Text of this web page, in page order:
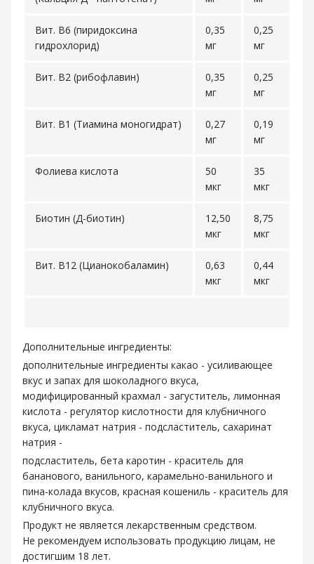
Вит. В6 (пиридоксина
гидрохлорид)
0,35
мг
0,25
мг
Вит. В2 (рибофлавин)
0,35
мг
0,25
мг
Вит. В1 (Тиамина моногидрат)
0,27
мг
0,19
мг
Фолиева кислота
50
мкг
35
мкг
Биотин (Д-биотин)
12,50
мкг
8,75
мкг
Вит. В12 (Цианокобаламин)
0,63
мкг
0,44
мкг
Дополнительные ингредиенты:
дополнительные ингредиенты какао - усиливающее
вкус и запах для шоколадного вкуса,
модифицированный крахмал - загуститель, лимонная
кислота - регулятор кислотности для клубничного
вкуса, цикламат натрия - подсластитель, сахаринат
натрия -
подсластитель, бета каротин - краситель для
бананового, ванильного, карамельно-ванильного и
пина-колада вкусов, красная кошениль - краситель для
клубничного вкуса.
Продукт не является лекарственным средством.
Не рекомендуем использовать продукцию лицам, не
достигшим 18 лет.